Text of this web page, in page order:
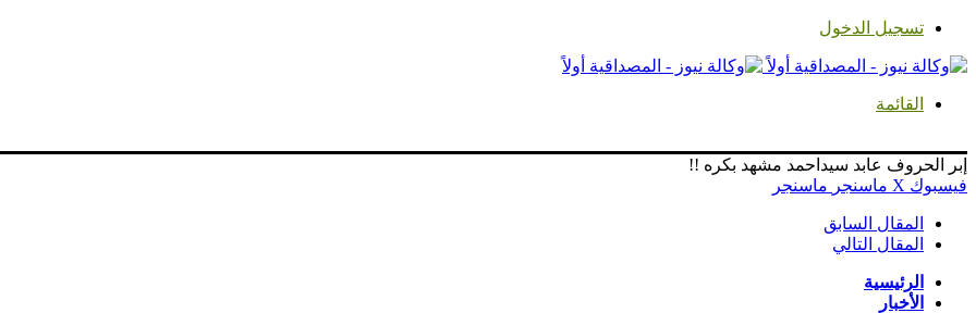
تسجيل الدخول
القائمة
إبر الحروف عابد سيداحمد مشهد بكره !!
فيسبوك ‫X ماسنجر ماسنجر
المقال السابق
المقال التالي
الرئيسية
الأخبار